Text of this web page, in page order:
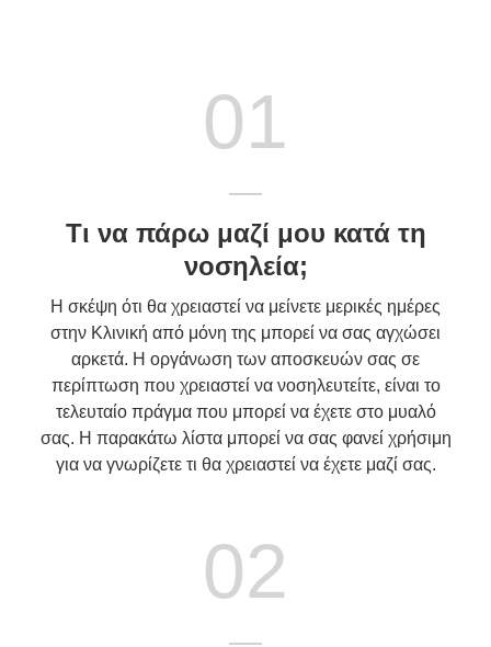
01
Τι να πάρω μαζί μου κατά τη
νοσηλεία;
Η σκέψη ότι θα χρειαστεί να μείνετε μερικές ημέρες
στην Κλινική από μόνη της μπορεί να σας αγχώσει
αρκετά. Η οργάνωση των αποσκευών σας σε
περίπτωση που χρειαστεί να νοσηλευτείτε, είναι το
τελευταίο πράγμα που μπορεί να έχετε στο μυαλό
σας. Η παρακάτω λίστα μπορεί να σας φανεί χρήσιμη
για να γνωρίζετε τι θα χρειαστεί να έχετε μαζί σας.
02